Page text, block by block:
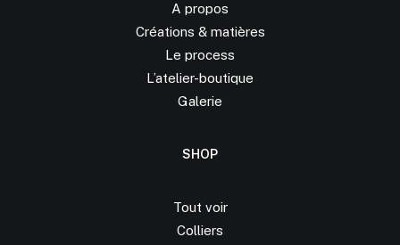
A propos
Créations & matières
Le process
L’atelier-boutique
Galerie
SHOP
Tout voir
Colliers